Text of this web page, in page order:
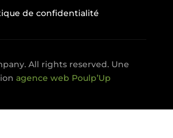
de confidentialité
All rights reserved. Une
agence web Poulp’Up